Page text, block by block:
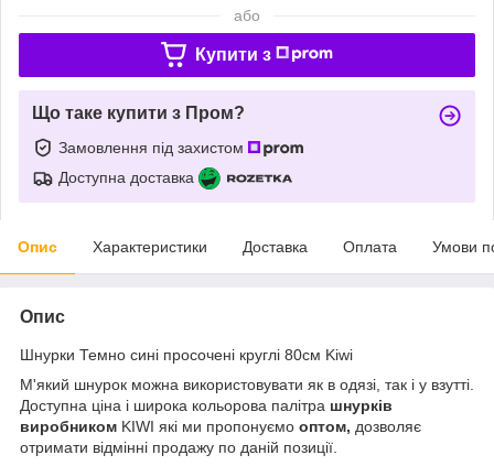
або
Купити з
Що таке купити з Пром?
Замовлення під захистом
Доступна доставка
Опис Характеристики Доставка Оплата Умови
Опис
Шнурки Темно сині просочені круглі 80см Kiwi
М'який шнурок можна використовувати як в одязі, так і у взутті.
Доступна ціна і широка кольорова палітра шнурків
виробником KIWI які ми пропонуємо оптом, дозволяє
отримати відмінні продажу по даній позиції.